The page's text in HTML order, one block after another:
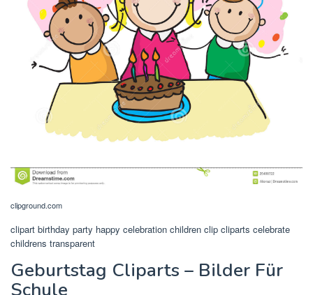
clipground.com
clipart birthday party happy celebration children clip cliparts celebrate
childrens transparent
Geburtstag Cliparts – Bilder Für
Schule